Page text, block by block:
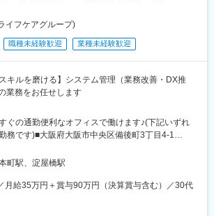
イフケアグループ)
職種未経験歓迎 業種未経験歓迎
キルを磨ける】システム管理（業務改善・DX推
業務をお任せします
ぐの通勤便利なオフィスで働けます♪(下記いずれ
務です)■大阪府大阪市中央区備後町3丁目4-1
ビル 2F・大阪メトロ御堂筋本線「本町駅」より徒
ロ中央線「堺筋本町駅」より徒歩5分■大阪府大
町駅」より徒歩3分・大阪メトロ御堂筋本線「本町
※受動喫煙対策：屋内全面禁煙
町駅、淀屋橋駅
月給35万円＋賞与90万円（決算賞与含む）／30代